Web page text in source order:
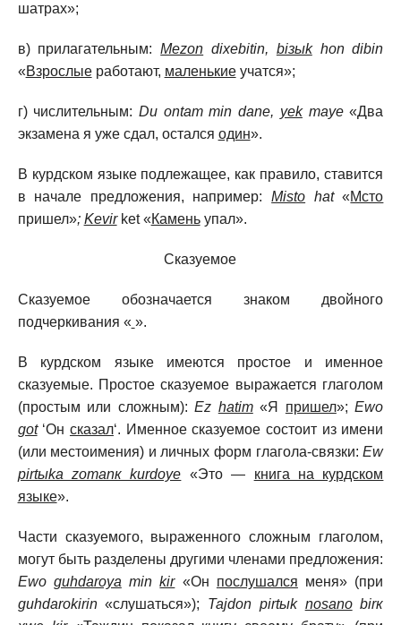
шатрах»;
в) прилагательным:Mezоn dixebitin, biзыk hоn dibin
«Взрослые работают, маленькие учатся»;
г) числительным:Du оntam min dane, yek maye«Два
экзамена я уже сдал, остался один».
В курдском языке подлежащее, как правило, ставится
в начале предложения, например:Misto hat«Мсто
пришел»; Kevir ket «Каменьупал».
Сказуемое
Сказуемое обозначается знаком двойного
подчеркивания « ».
В курдском языке имеются простое и именное
сказуемые. Простое сказуемое выражается глаголом
(простым или сложным):Ez hatim«Я пришел»;Ewо
got‘Он сказал‘. Именное сказуемое состоит из имени
(или местоимения) и личных форм глагола-связки:Ew
pirtыka zоmanк kurdоye «Это — книга на курдском
языке».
Части сказуемого, выраженного сложным глаголом,
могут быть разделены другими членами предложения:
Ewо guhdarоya minkir«Он послушался меня» (при
guhdarоkirin«слушаться»); Tajdоn pirtыk nоsanо birк